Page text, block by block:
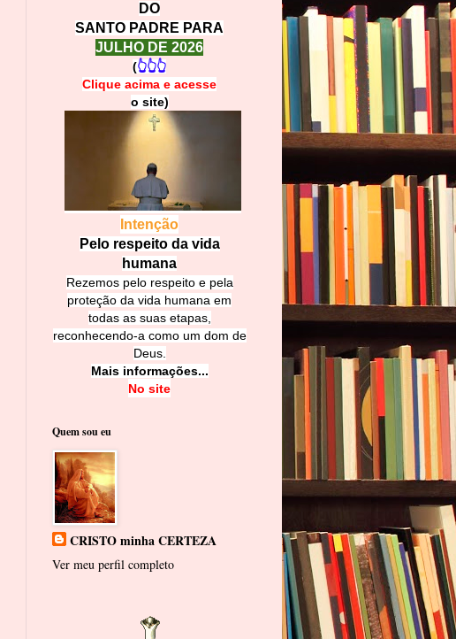
DO
SANTO PADRE PARA
JULHO DE 2026
(👆👆👆
Clique acima e acesse
o site)
Intenção
Pelo respeito da vida
humana
Rezemos pelo respeito e pela
proteção da vida humana em
todas as suas etapas,
reconhecendo-a como um dom de
Deus.
Mais informações...
No site
Quem sou eu
CRISTO minha CERTEZA
Ver meu perfil completo